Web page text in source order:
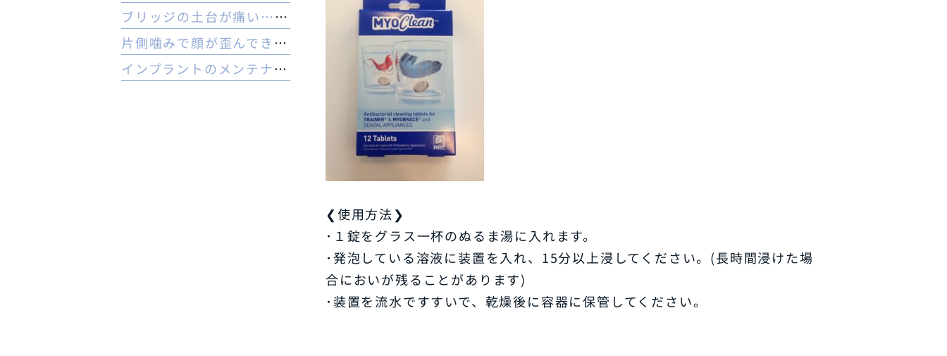
❮使用方法❯
･１錠をグラス一杯のぬるま湯に入れます。
･発泡している溶液に装置を入れ、15分以上浸してください。(長時間浸けた場
合においが残ることがあります)
･装置を流水ですすいで、乾燥後に容器に保管してください。
ブリッジの土台が痛い…やり直すべき？インプラントとの判断基準を解説
片側噛みで顔が歪んできた…奥歯を失った40代女性のインプラントという選択肢
インプラントのメンテナンスに行かないとどうなる？ 他院でやってもいいの？